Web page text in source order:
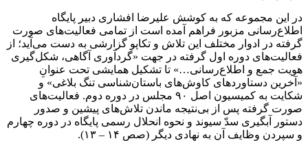
در این مجموعه که به کوشش علیرضا افشاری دبیر پایگاه
اطلاع‌رسانی مزبور فراهم آمده است از تمامی فعالیت‌های صورت
گرفته در ادوار مختلف این تلاش و تکاپو گزارشی به دست می‌آید؛ از
فعالیت‌های دوره‌ اول گرفته در جهت «گردآوری آگاهی، شکل‌گیری
هویت جمع و اطلاع‌رسانی…» تا تشکیل همایشی تحت عنوانِ
«آخرین دستاوردهای کاوش‌های باستان‌شناسی تنگ بلاغی» و
شکایت به کمیسیون اصل ۹۰ مجلس در دوره دوم. فعالیت‌های
صورت گرفته پس از بی‌نتیجه ماندن تلاش‌های پیشین و صدور
دستور آبگیری سدّ سیوند و نحوه انحلال رسمی پایگاه در دوره‌ چهارم
و سپردن وظایف آن به نهادی دیگر (صص ۱۴ – ۱۳).